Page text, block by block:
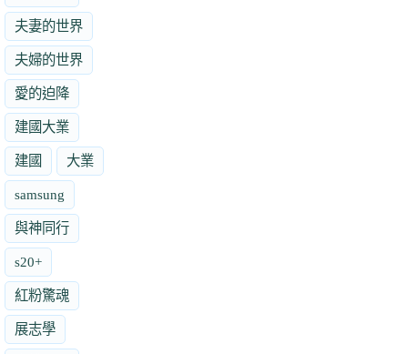
夫妻的世界
夫婦的世界
愛的迫降
建國大業
建國 大業
samsung
與神同行
s20+
紅粉驚魂
展志學